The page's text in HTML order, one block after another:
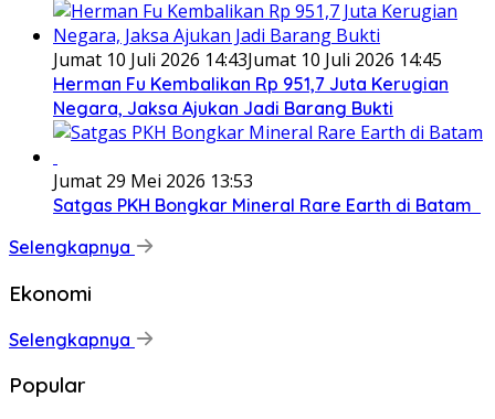
Jumat 10 Juli 2026 14:43Jumat 10 Juli 2026 14:45
Herman Fu Kembalikan Rp 951,7 Juta Kerugian
Negara, Jaksa Ajukan Jadi Barang Bukti
Jumat 29 Mei 2026 13:53
Satgas PKH Bongkar Mineral Rare Earth di Batam
Selengkapnya
Ekonomi
Selengkapnya
Popular